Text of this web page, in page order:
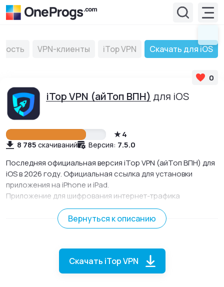
VPN-клиенты iTop VPN Скачать для iOS
iTop VPN (айТоп ВПН) для iOS
0
4
8 785 скачиваний Версия: 7.5.0
Последняя официальная версия iTop VPN (айТоп ВПН) для
iOS в 2026 году. Официальная ссылка для установки
приложения на iPhone и iPad.
Приложение для шифрования интернет-трафика
меняющее страну подключения и обеспечивающее
безопасное VPN-соединение.
Вернуться к описанию
Скачать iTop VPN